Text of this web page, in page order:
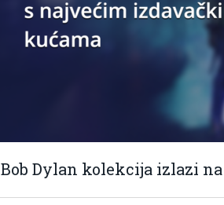
Bob Dylan kolekcija izlazi